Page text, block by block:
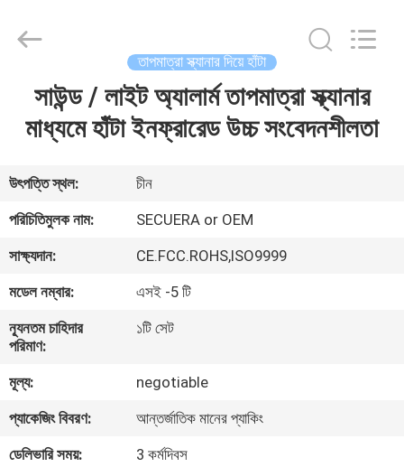
বাড়ি
আমাদের
সম্পর্কে
কারখানা
ভ্রমণ
মান
নিয়ন্ত্রণ
Rights
Reserved.
তাপমাত্রা স্ক্যানার দিয়ে হাঁটা
সাউন্ড / লাইট অ্যালার্ম তাপমাত্রা স্ক্যানার
মাধ্যমে হাঁটা ইনফ্রারেড উচ্চ সংবেদনশীলতা
উৎপত্তি স্থল:
চীন
পরিচিতিমুলক নাম:
SECUERA or OEM
সাক্ষ্যদান:
CE.FCC.ROHS,ISO9999
মডেল নম্বার:
এসই -5 টি
ন্যূনতম চাহিদার
পরিমাণ:
১টি সেট
মূল্য:
negotiable
প্যাকেজিং বিবরণ:
আন্তর্জাতিক মানের প্যাকিং
ডেলিভারি সময়:
3 কর্মদিবস